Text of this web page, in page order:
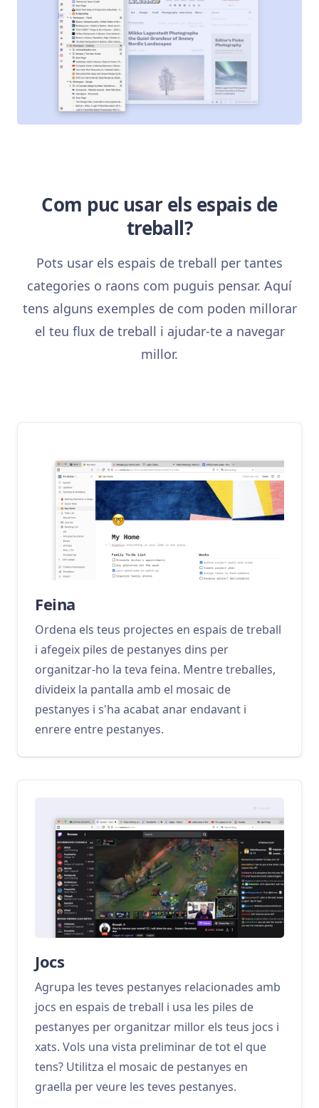
Com puc usar els espais de
treball?
Pots usar els espais de treball per tantes
categories o raons com puguis pensar. Aquí
tens alguns exemples de com poden millorar
el teu flux de treball i ajudar-te a navegar
millor.
Feina
Ordena els teus projectes en espais de treball
i afegeix piles de pestanyes dins per
organitzar-ho la teva feina. Mentre treballes,
divideix la pantalla amb el mosaic de
pestanyes i s'ha acabat anar endavant i
enrere entre pestanyes.
Jocs
Agrupa les teves pestanyes relacionades amb
jocs en espais de treball i usa les piles de
pestanyes per organitzar millor els teus jocs i
xats. Vols una vista preliminar de tot el que
tens? Utilitza el mosaic de pestanyes en
graella per veure les teves pestanyes.